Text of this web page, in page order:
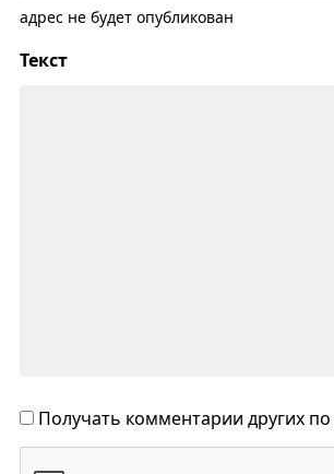
адрес не будет опубликован
Текст
Получать комментарии других